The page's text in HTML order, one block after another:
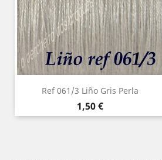
Ref 061/3 Liño Gris Perla
Precio
1,50 €